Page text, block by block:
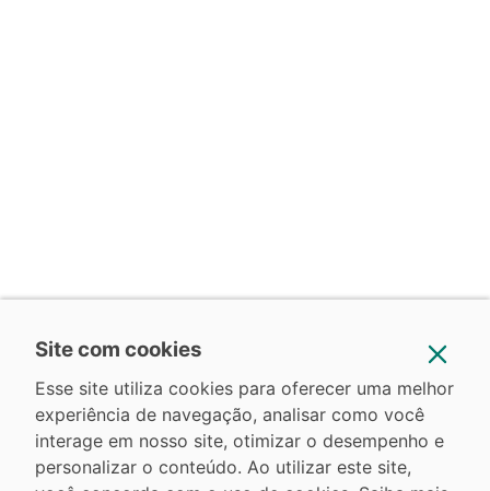
Site com cookies
Esse site utiliza cookies para oferecer uma melhor
experiência de navegação, analisar como você
interage em nosso site, otimizar o desempenho e
personalizar o conteúdo. Ao utilizar este site,